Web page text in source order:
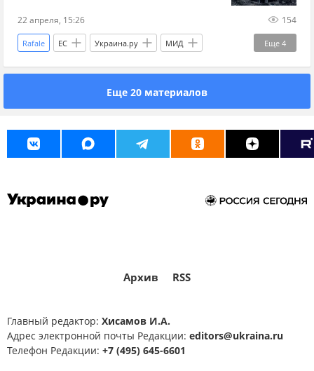
22 апреля, 15:26 154
Еще 4
Rafale ЕС Украина.ру МИД
Владимир Плахотнюк Сумская область
Еще 20 материалов
Архив RSS
Главный редактор: Хисамов И.А.
Адрес электронной почты Редакции: editors@ukraina.ru
Телефон Редакции: +7 (495) 645-6601